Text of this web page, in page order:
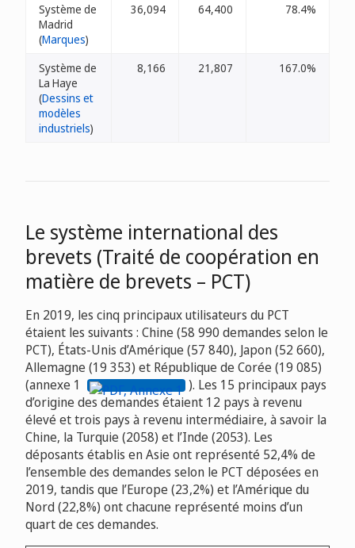
Système de
Madrid
(Marques)
36,094 64,400 78.4%
Système de
La Haye
(Dessins et
modèles
industriels)
8,166 21,807 167.0%
Le système international des
brevets (Traité de coopération en
matière de brevets – PCT)
En 2019, les cinq principaux utilisateurs du PCT
étaient les suivants : Chine (58 990 demandes selon le
PCT), États-Unis d’Amérique (57 840), Japon (52 660),
Allemagne (19 353) et République de Corée (19 085)
(annexe 1
). Les 15 principaux pays
d’origine des demandes étaient 12 pays à revenu
élevé et trois pays à revenu intermédiaire, à savoir la
Chine, la Turquie (2058) et l’Inde (2053). Les
déposants établis en Asie ont représenté 52,4% de
l’ensemble des demandes selon le PCT déposées en
2019, tandis que l’Europe (23,2%) et l’Amérique du
Nord (22,8%) ont chacune représenté moins d’un
quart de ces demandes.